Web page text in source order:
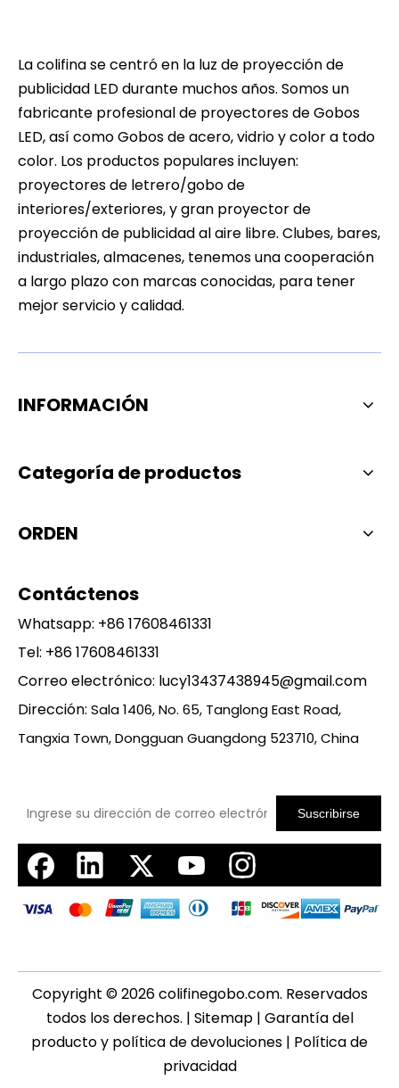
La colifina se centró en la luz de proyección de
publicidad LED durante muchos años. Somos un
fabricante profesional de proyectores de Gobos
LED, así como Gobos de acero, vidrio y color a todo
color. Los productos populares incluyen:
proyectores de letrero/gobo de
interiores/exteriores, y gran proyector de
proyección de publicidad al aire libre. Clubes, bares,
industriales, almacenes, tenemos una cooperación
a largo plazo con marcas conocidas, para tener
mejor servicio y calidad.
INFORMACIÓN
Categoría de productos
ORDEN
Contáctenos
Whatsapp: +86 17608461331
Tel: +86 17608461331
Correo electrónico: lucy13437438945@gmail.com
Dirección: Sala 1406, No. 65, Tanglong East Road,
Tangxia Town, Dongguan Guangdong 523710, China
Suscribirse
Copyright ©2026colifinegobo.com. Reservados
todos los derechos. | Sitemap | Garantía del
producto y política de devoluciones | Política de
privacidad